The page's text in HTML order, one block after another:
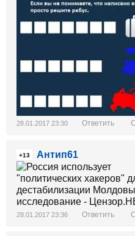
28.01.2017 23:30 Ответить
+13 Антип61
28.01.2017 23:36 Ответить